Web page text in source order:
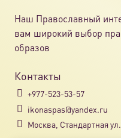
Наш Православный
вам широкий выбор
образов
Контакты
+977-523-53-57
ikonaspas@yandex.ru
Москва, Стандартная